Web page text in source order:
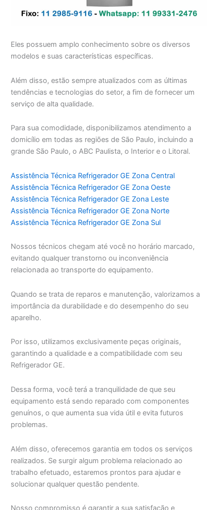
Eles possuem amplo conhecimento sobre os diversos
modelos e suas características específicas.
Além disso, estão sempre atualizados com as últimas
tendências e tecnologias do setor, a fim de fornecer um
serviço de alta qualidade.
Para sua comodidade, disponibilizamos atendimento a
domicílio em todas as regiões de São Paulo, incluindo a
grande São Paulo, o ABC Paulista, o Interior e o Litoral.
Assistência Técnica Refrigerador GE Zona Central
Assistência Técnica Refrigerador GE Zona Oeste
Assistência Técnica Refrigerador GE Zona Leste
Assistência Técnica Refrigerador GE Zona Norte
Assistência Técnica Refrigerador GE Zona Sul
Nossos técnicos chegam até você no horário marcado,
evitando qualquer transtorno ou inconveniência
relacionada ao transporte do equipamento.
Quando se trata de reparos e manutenção, valorizamos a
importância da durabilidade e do desempenho do seu
aparelho.
Por isso, utilizamos exclusivamente peças originais,
garantindo a qualidade e a compatibilidade com seu
Refrigerador GE.
Dessa forma, você terá a tranquilidade de que seu
equipamento está sendo reparado com componentes
genuínos, o que aumenta sua vida útil e evita futuros
problemas.
Além disso, oferecemos garantia em todos os serviços
realizados. Se surgir algum problema relacionado ao
trabalho efetuado, estaremos prontos para ajudar e
solucionar qualquer questão pendente.
Nosso compromisso é garantir a sua satisfação e